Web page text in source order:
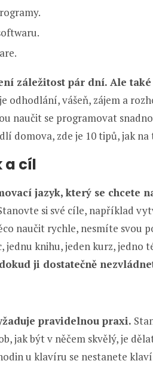
záležitost pár dní. Ale
odhodlání, vášeň, zájem a
naučit se programovat
domova, zde je 10 tipů, jak na
a cíl
jazyk, který se chcete
si své cíle, například
naučit rychle, nesmíte
jednu knihu, jeden kurz, jedno
ji dostatečně
pravidelnou praxi.
jak být v něčem skvělý, je
u klavíru se nestanete